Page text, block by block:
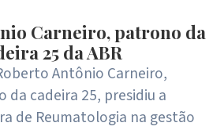
Carneiro, patrono da
25 da ABR
Antônio Carneiro,
cadeira 25, presidiu a
de Reumatologia na gestão